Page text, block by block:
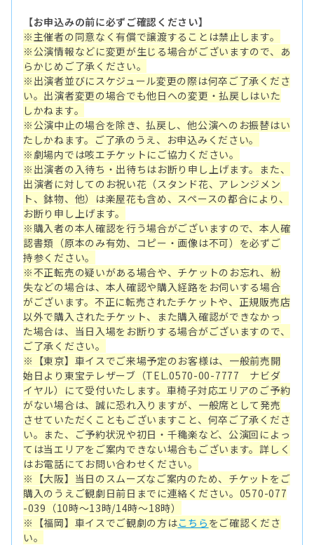
【お申込みの前に必ずご確認ください】
※主催者の同意なく有償で譲渡することは禁止します。
※公演情報などに変更が生じる場合がございますので、あ
らかじめご了承ください。
※出演者並びにスケジュール変更の際は何卒ご了承くださ
い。出演者変更の場合でも他日への変更・払戻しはいた
しかねます。
※公演中止の場合を除き、払戻し、他公演へのお振替はい
たしかねます。ご了承のうえ、お申込みください。
※劇場内では咳エチケットにご協力ください。
※出演者の入待ち・出待ちはお断り申し上げます。また、
出演者に対してのお祝い花（スタンド花、アレンジメン
ト、鉢物、他）は楽屋花も含め、スペースの都合により、
お断り申し上げます。
※購入者の本人確認を行う場合がございますので、本人確
認書類（原本のみ有効、コピー・画像は不可）を必ずご
持参ください。
※不正転売の疑いがある場合や、チケットのお忘れ、紛
失などの場合は、本人確認や購入経路をお伺いする場合
がございます。不正に転売されたチケットや、正規販売店
以外で購入されたチケット、また購入確認ができなかっ
た場合は、当日入場をお断りする場合がございますので、
ご了承ください。
※【東京】車イスでご来場予定のお客様は、一般前売開
始日より東宝テレザーブ（TEL.0570-00-7777 ナビダ
イヤル）にて受付いたします。車椅子対応エリアのご予約
がない場合は、誠に恐れ入りますが、一般席として発売
させていただくこともございますこと、何卒ご了承くださ
い。また、ご予約状況や初日・千穐楽など、公演回によっ
ては当エリアをご案内できない場合もございます。詳しく
はお電話にてお問い合わせください。
※【大阪】当日のスムーズなご案内のため、チケットをご
購入のうえご観劇日前日までに連絡ください。0570-077
-039（10時～13時/14時～18時）
※【福岡】車イスでご観劇の方はこちら をご確認くださ
い。